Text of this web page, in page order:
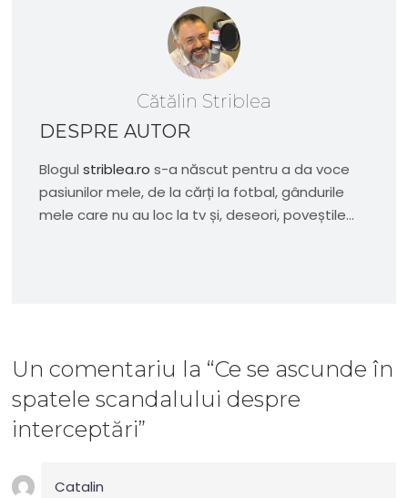
Cătălin Striblea
DESPRE AUTOR
Blogulstriblea.ro s-a născut pentru a da voce
pasiunilor mele, de la cărți la fotbal, gândurile
mele care nu au loc la tv și, deseori, poveștile...
Un comentariu la “Ce se ascunde în
spatele scandalului despre
interceptări”
Catalin